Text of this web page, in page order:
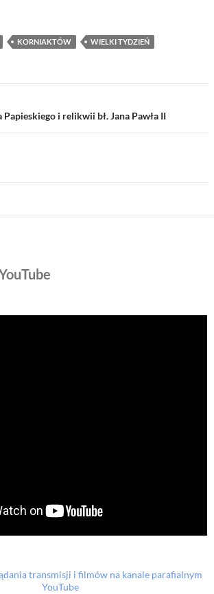
KORNIAKTÓW WIELKI TYDZIEŃ
i relikwii bł. Jana Pawła II
transmisji i filmów na kanale parafialnym
YouTube